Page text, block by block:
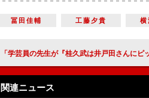
冨田佳輔 工藤夕貴 横
「学芸員の先生が『桂久武は井戸田さんにピッタリ』と言ってくれたおかげで、気持ちよく演じることができました」井戸田潤（桂久武）【「西郷ど
関連ニュース